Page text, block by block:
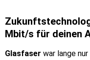
Mbit/s für deinen
Glasfaser war lange